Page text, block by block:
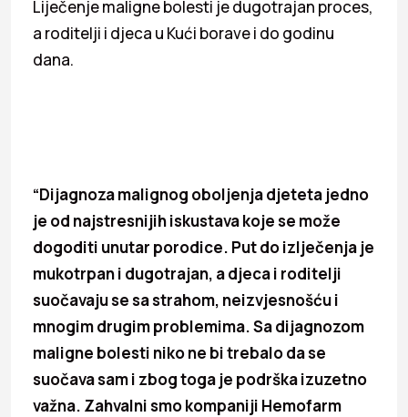
Liječenje maligne bolesti je dugotrajan proces,
a roditelji i djeca u Kući borave i do godinu
dana.
“Dijagnoza malignog oboljenja djeteta jedno
je od najstresnijih iskustava koje se može
dogoditi unutar porodice. Put do izlječenja je
mukotrpan i dugotrajan, a djeca i roditelji
suočavaju se sa strahom, neizvjesnošću i
mnogim drugim problemima. Sa dijagnozom
maligne bolesti niko ne bi trebalo da se
suočava sam i zbog toga je podrška izuzetno
važna. Zahvalni smo kompaniji Hemofarm